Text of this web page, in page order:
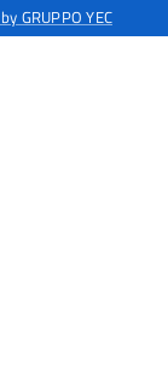
GRUPPO YEC